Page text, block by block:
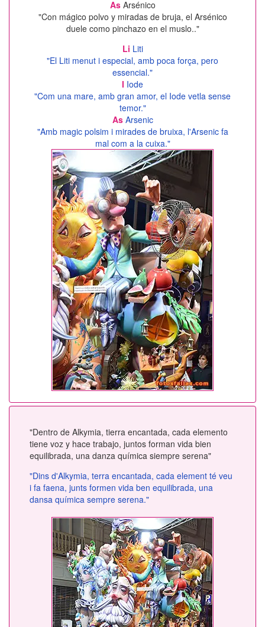
AsArsénico
"Con mágico polvo y miradas de bruja, el Arsénico
duele como pinchazo en el muslo.."
Li Liti
"El Liti menut i especial, amb poca força, pero
essencial."
I Iode
"Com una mare, amb gran amor, el Iode vetla sense
temor."
AsArsenic
"Amb magic polsim i mirades de bruixa, l'Arsenic fa
mal com a la cuixa."
"Dentro de Alkymia, tierra encantada, cada elemento
tiene voz y hace trabajo, juntos forman vida bien
equilibrada, una danza química siempre serena"
"Dins d'Alkymia, terra encantada, cada element té veu
i fa faena, junts formen vida ben equilibrada, una
dansa química sempre serena."